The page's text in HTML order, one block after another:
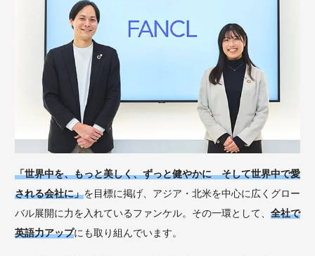
「世界中を、もっと美しく、ずっと健やかに そして世界中で愛
される会社に」を目標に掲げ、アジア・北米を中心に広くグロー
バル展開に力を入れているファンケル。その一環として、 全社で
英語力アップにも取り組んでいます。